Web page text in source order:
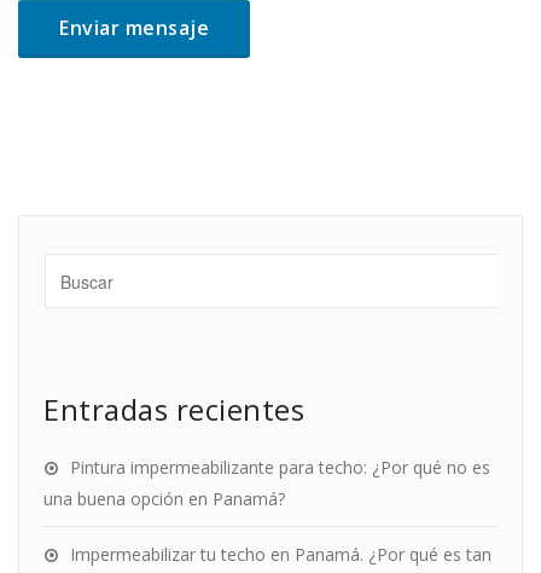
Entradas recientes
Pintura impermeabilizante para techo: ¿Por qué no es
una buena opción en Panamá?
Impermeabilizar tu techo en Panamá. ¿Por qué es tan